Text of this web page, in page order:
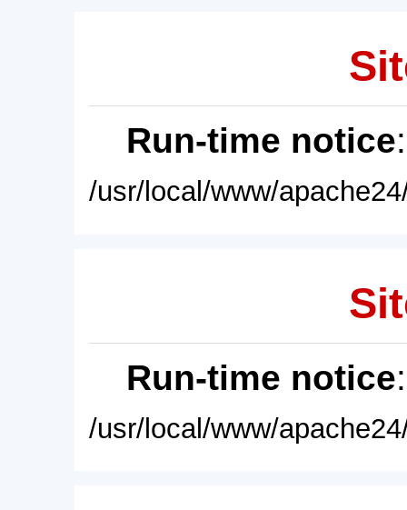
Run-time notice
/usr/local/www/
Run-time notice
/usr/local/www/